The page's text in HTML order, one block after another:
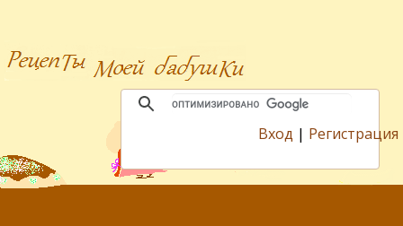
Вход | Регистрация